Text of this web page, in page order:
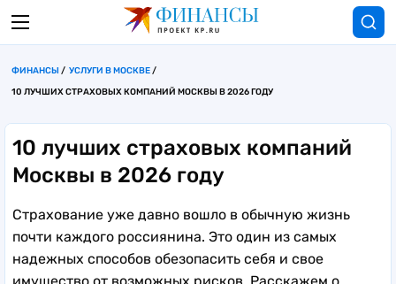
ФИНАНСЫ
УСЛУГИ В МОСКВЕ
10 ЛУЧШИХ СТРАХОВЫХ КОМПАНИЙ МОСКВЫ В 2026 ГОДУ
10 лучших страховых компаний
Москвы в 2026 году
Страхование уже давно вошло в обычную жизнь
почти каждого россиянина. Это один из самых
надежных способов обезопасить себя и свое